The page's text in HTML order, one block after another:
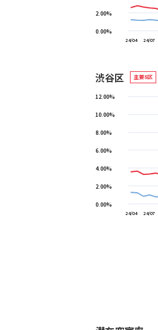
0.00%
2.00%
24/04 24/07
渋谷区 主要5区
0.00%
2.00%
4.00%
6.00%
8.00%
10.00%
12.00%
24/04 24/07